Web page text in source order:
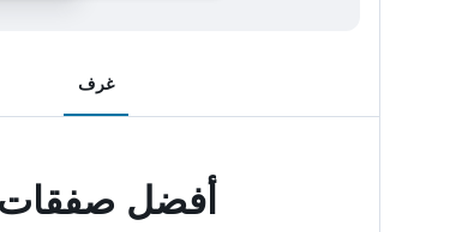
غرف
أفضل صفقات